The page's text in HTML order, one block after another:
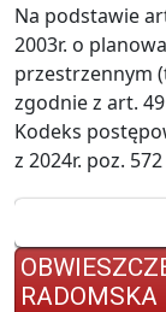
Na podstawie
2003r. o
przestrzennym
zgodnie z art.
Kodeks
z 2024r. poz.
RADOMSKA